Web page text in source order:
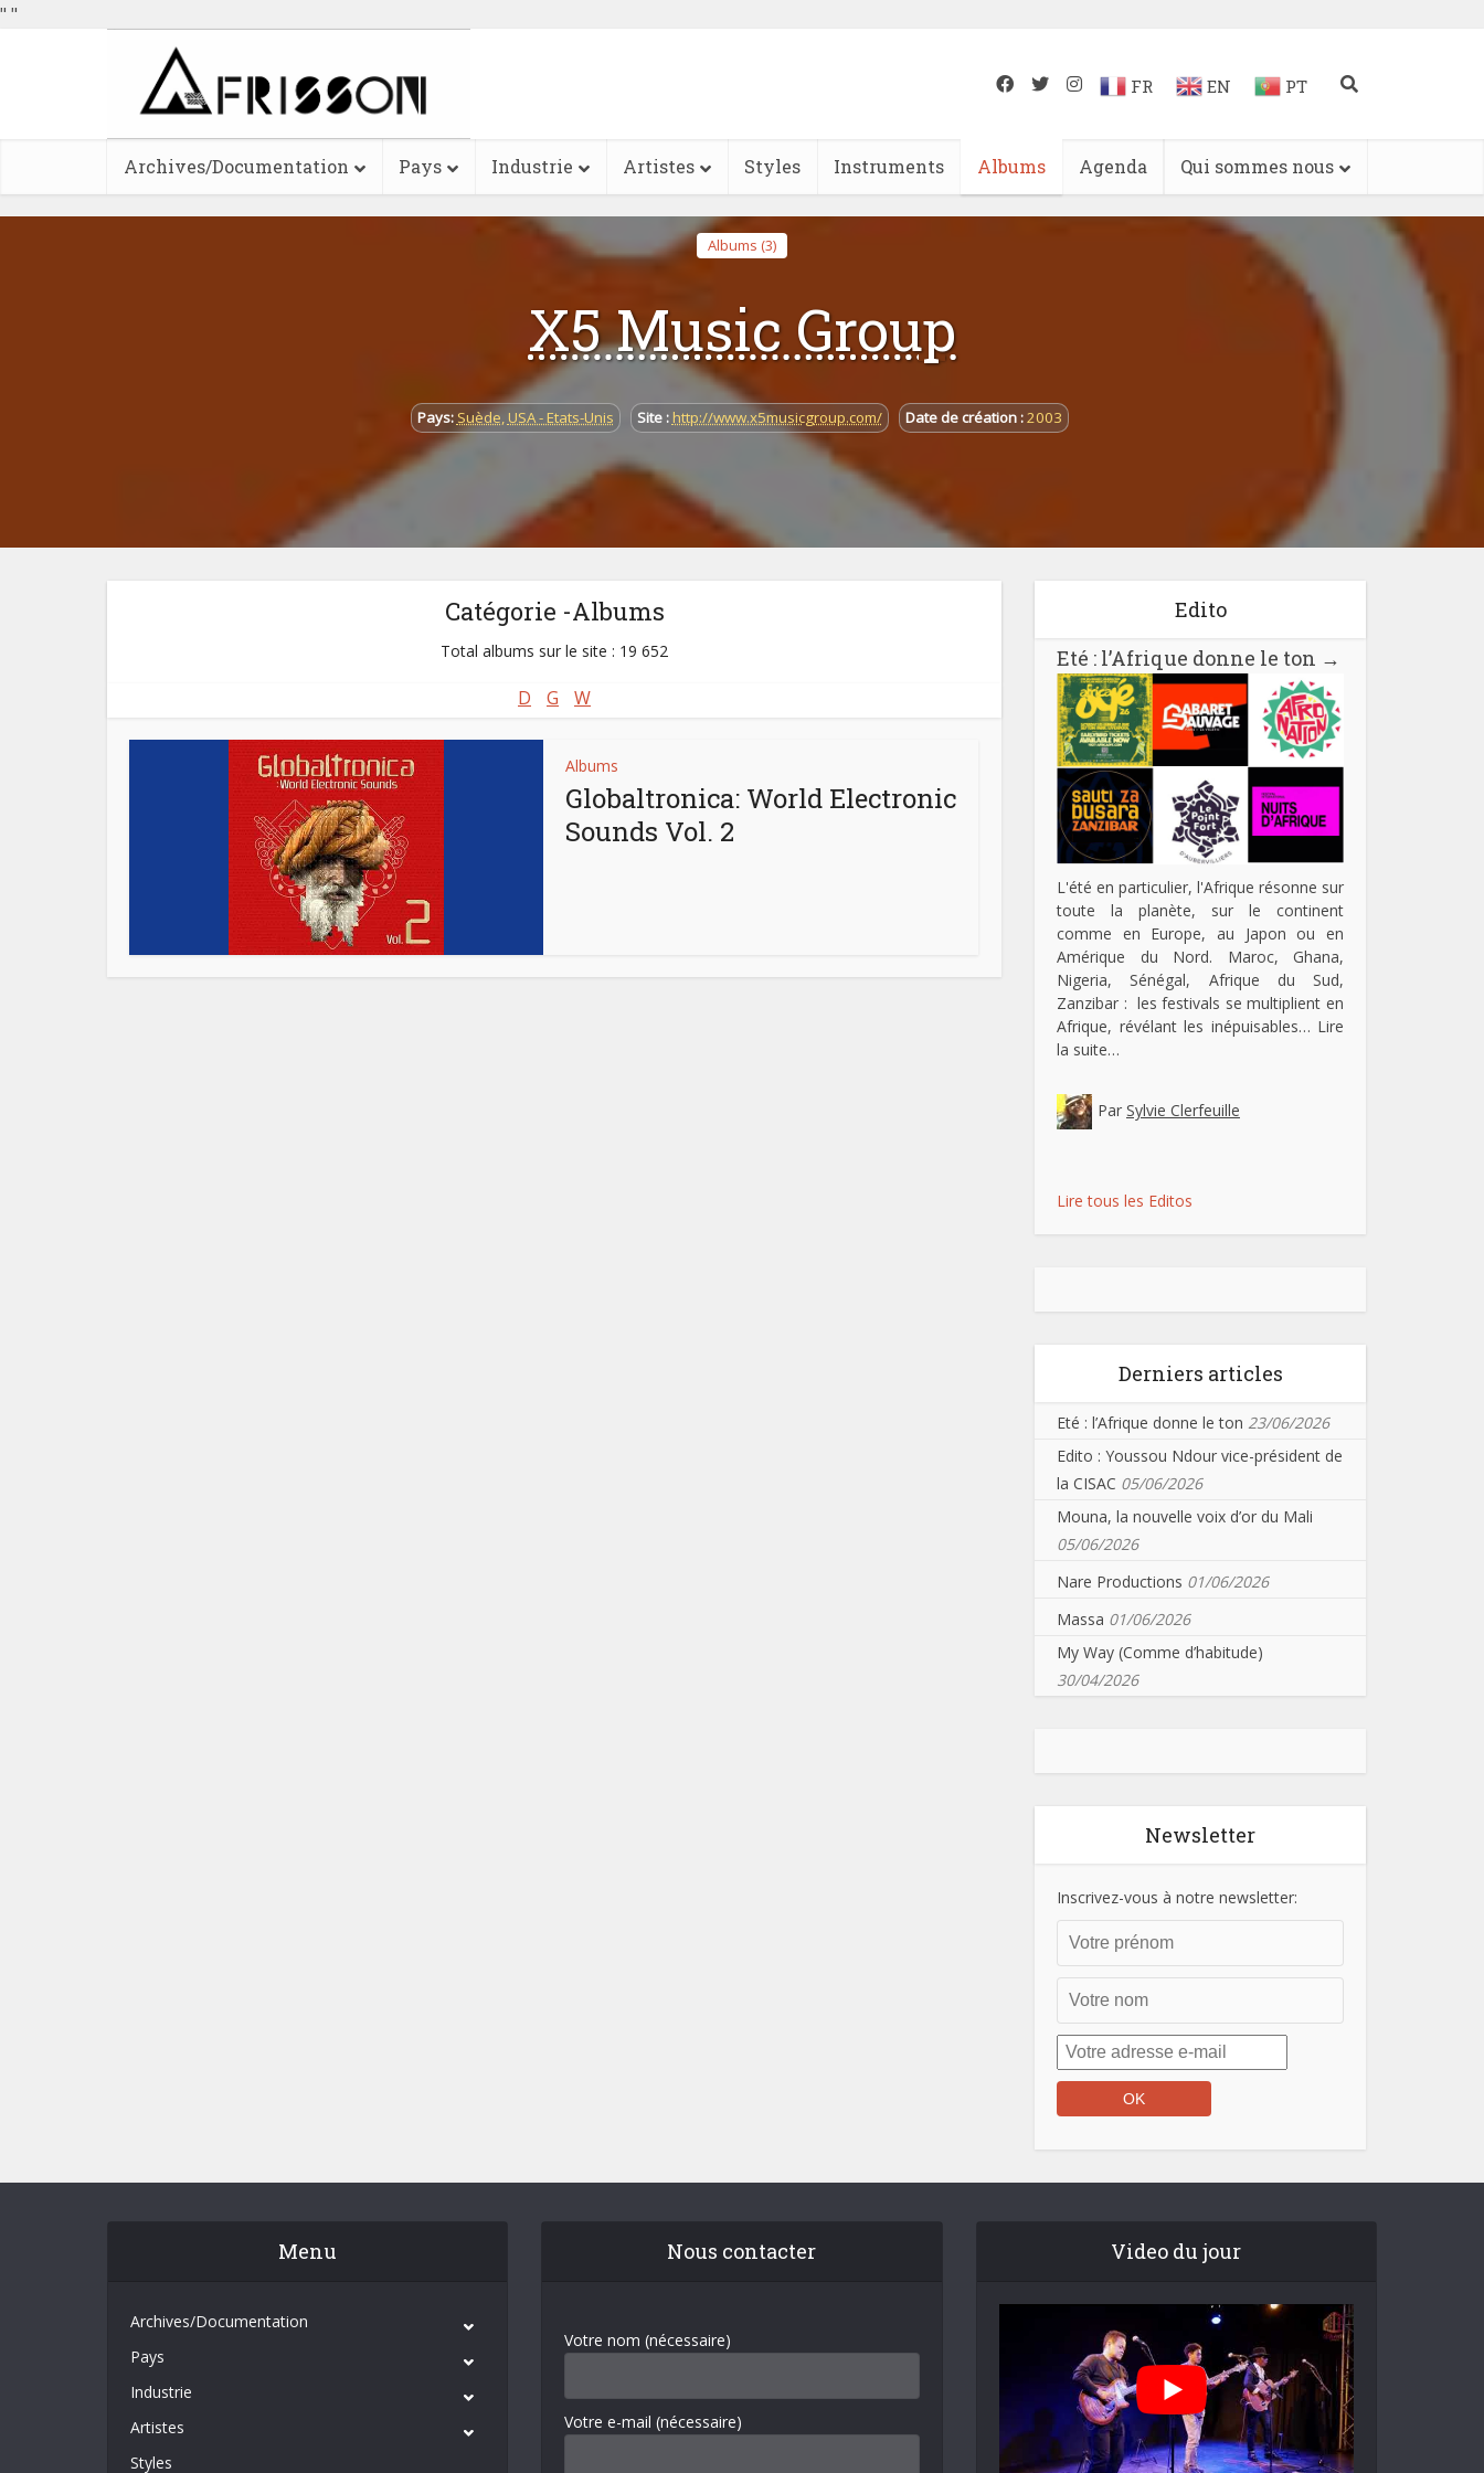
" "
FR EN PT
Archives/Documentation Pays Industrie Artistes Styles Instruments Albums Agenda Qui sommes nous
Albums (3)
X5 Music Group
Pays: Suède, USA - Etats-Unis Site : http://www.x5musicgroup.com/ Date de création :2003
Catégorie -Albums
Total albums sur le site : 19 652
D G W
Albums
Globaltronica: World Electronic
Sounds Vol. 2
Edito
Eté : l’Afrique donne le ton →
L'été en particulier, l'Afrique résonne sur
toute la planète, sur le continent
comme en Europe, au Japon ou en
Amérique du Nord. Maroc, Ghana,
Nigeria, Sénégal, Afrique du Sud,
Zanzibar : les festivals se multiplient en
Afrique, révélant les inépuisables… Lire
la suite…
Par Sylvie Clerfeuille
Lire tous les Editos
Derniers articles
Eté : l’Afrique donne le ton 23/06/2026
Edito : Youssou Ndour vice-président de
la CISAC 05/06/2026
Mouna, la nouvelle voix d’or du Mali
05/06/2026
Nare Productions 01/06/2026
Massa 01/06/2026
My Way (Comme d’habitude)
30/04/2026
Newsletter
Inscrivez-vous à notre newsletter:
Menu
Archives/Documentation
Pays
Industrie
Artistes
Styles
Nous contacter
Votre nom (nécessaire)
Votre e-mail (nécessaire)
Video du jour